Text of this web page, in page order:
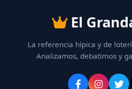
El
La referencia hípica y de
Analizamos, debatimos y